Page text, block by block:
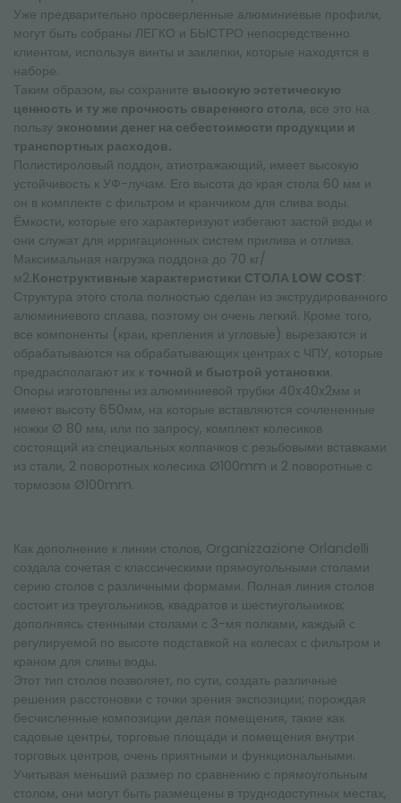
Уже предварительно просверленные алюминиевые профили,
могут быть собраны ЛЕГКО и БЫСТРО непосредственно
клиентом, используя винты и заклепки, которые находятся в
наборе.
Таким образом, вы сохраните высокую эстетическую
ценность и ту же прочность сваренного стола, все это на
пользу экономии денег на себестоимости продукции и
транспортных расходов.
Полистироловый поддон, атиотражающий, имеет высокую
устойчивость к УФ-лучам. Его высота до края стола 60 мм и
он в комплекте с фильтром и кранчиком для слива воды.
Ёмкости, которые его характеризуют избегают застой воды и
они служат для ирригационных систем прилива и отлива.
Максимальная нагрузка поддона до 70 кг/
м2.Конструктивные характеристики СТОЛА LOW COST:
Структура этого стола полностью сделан из экструдированного
алюминиевого сплава, поэтому он очень легкий. Кроме того,
все компоненты (краи, крепления и угловые) вырезаются и
обрабатываются на обрабатывающих центрах с ЧПУ, которые
предрасполагают их к точной и быстрой установки.
Опоры изготовлены из алюминиевой трубки 40x40x2мм и
имеют высоту 650мм, на которые вставляются сочлененные
ножки Ø 80 мм, или по запросу, комплект колесиков
состоящий из специальных колпачков с резьбовыми вставками
из стали, 2 поворотных колесика Ø100mm и 2 поворотные с
тормозом Ø100mm.
Как дополнение к линии столов, Organizzazione Orlandelli
создала сочетая с классическими прямоугольными столами
серию столов с различными формами. Полная линия столов
состоит из треугольников, квадратов и шестиугольников;
дополняясь стенными столами с 3-мя полками, каждый с
регулируемой по высоте подставкой на колесах с фильтром и
краном для сливы воды.
Этот тип столов позволяет, по сути, создать различные
решения расстоновки с точки зрения экспозиции; порождая
бесчисленные композиции делая помещения, такие как
садовые центры, торговые площади и помещения внутри
торговых центров, очень приятными и функциональными.
Учитывая меньший размер по сравнению с прямоугольным
столом, они могут быть размещены в труднодоступных местах,